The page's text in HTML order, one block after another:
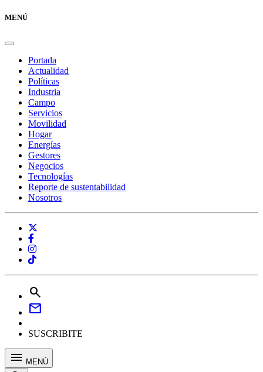
MENÚ
Portada
Actualidad
Políticas
Industria
Campo
Servicios
Movilidad
Hogar
Energías
Gestores
Negocios
Tecnologías
Reporte de sustentabilidad
Nosotros
search
mail
SUSCRIBITE
menu MENÚ